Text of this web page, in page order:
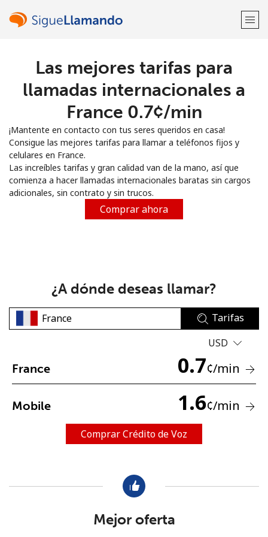
¡Bienvenido!
Regístrate con
o
No se ha creado una contraseña
Mínimo 8 caracteres
Un número
Mantente en contacto para recibir nuestras mejores
Las mejores tarifas para
llamadas internacionales a
France ⁦0.7¢⁩/min
¡Mantente en contacto con tus seres queridos en casa!
Consigue las mejores tarifas para llamar a teléfonos fijos y
celulares en France.
Las increíbles tarifas y gran calidad van de la mano, así que
comienza a hacer llamadas internacionales baratas sin cargos
adicionales, sin contrato y sin trucos.
Comprar ahora
¿A dónde deseas llamar?
Tarifas
USD
France 0.7¢/min
Mobile 1.6¢/min
Comprar Crédito de Voz
Mejor oferta